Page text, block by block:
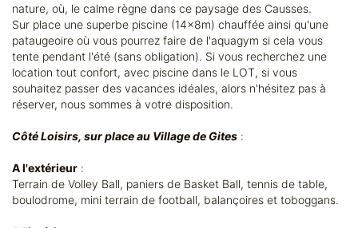
nature, où, le calme règne dans ce paysage des Causses.
Sur place une superbe piscine (14x8m) chauffée ainsi qu'une
pataugeoire où vous pourrez faire de l'aquagym si cela vous
tente pendant l'été (sans obligation). Si vous recherchez une
location tout confort, avec piscine dans le LOT, si vous
souhaitez passer des vacances idéales, alors n'hésitez pas à
réserver, nous sommes à votre disposition.
Côté Loisirs, sur place au Village de Gites :
A l'extérieur :
Terrain de Volley Ball, paniers de Basket Ball, tennis de table,
boulodrome, mini terrain de football, balançoires et toboggans.